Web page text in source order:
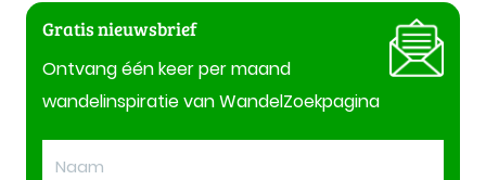
Gratis nieuwsbrief
Ontvang één keer per maand
wandelinspiratie van WandelZoekpagina